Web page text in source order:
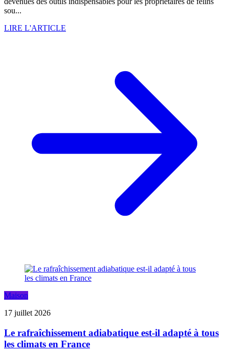
sou...
LIRE L'ARTICLE
Maison
17 juillet 2026
Le rafraîchissement adiabatique est-il adapté à tous
les climats en France